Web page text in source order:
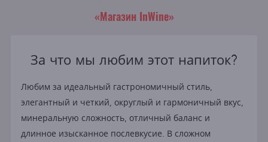
«Магазин InWine»
За что мы любим этот напиток?
Любим за идеальный гастрономичный стиль,
элегантный и четкий, округлый и гармоничный вкус,
минеральную сложность, отличный баланс и
длинное изысканное послевкусие. В сложном